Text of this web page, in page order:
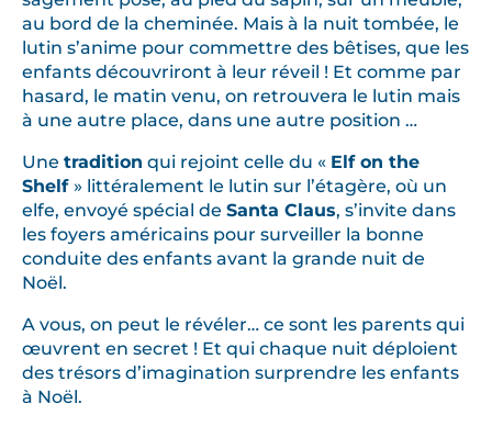
au bord de la cheminée. Mais à la nuit tombée, le
lutin s’anime pour commettre des bêtises, que les
enfants découvriront à leur réveil ! Et comme par
hasard, le matin venu, on retrouvera le lutin mais
à une autre place, dans une autre position …
Une tradition qui rejoint celle du « Elf on the
Shelf » littéralement le lutin sur l’étagère, où un
elfe, envoyé spécial de Santa Claus, s’invite dans
les foyers américains pour surveiller la bonne
conduite des enfants avant la grande nuit de
Noël.
A vous, on peut le révéler… ce sont les parents qui
œuvrent en secret ! Et qui chaque nuit déploient
des trésors d’imagination surprendre les enfants
à Noël.